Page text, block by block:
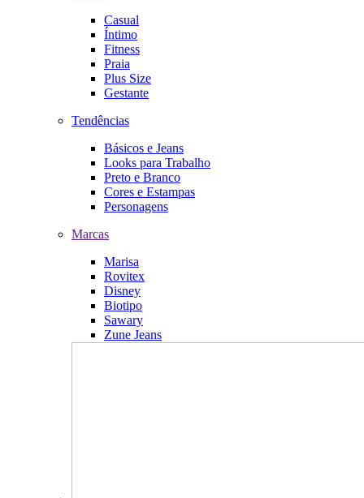
Casual
Íntimo
Fitness
Praia
Plus Size
Gestante
Tendências
Básicos e Jeans
Looks para Trabalho
Preto e Branco
Cores e Estampas
Personagens
Marcas
Marisa
Rovitex
Disney
Biotipo
Sawary
Zune Jeans